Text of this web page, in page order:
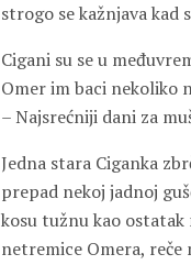
strogo se kažnjava kad
Cigani su se u
Omer im baci nekoliko
– Najsrećniji dani za
Jedna stara Ciganka
prepad nekoj jadnoj
kosu tužnu kao
netremice Omera,